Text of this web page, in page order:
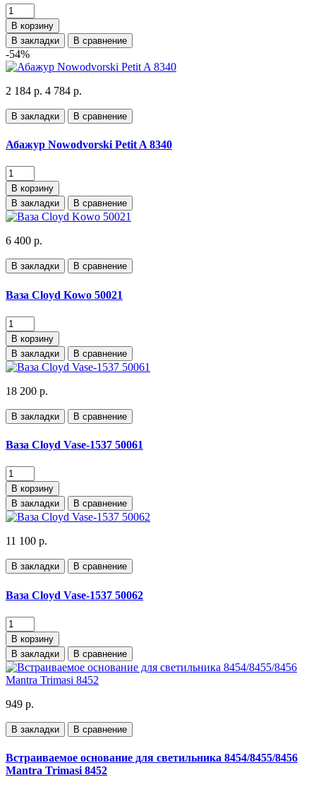
В корзину
В закладки
В сравнение
-54%
2 184 р. 4 784 р.
В закладки В сравнение
Абажур Nowodvorski Petit A 8340
В корзину
В закладки
В сравнение
6 400 р.
В закладки В сравнение
Ваза Cloyd Kowo 50021
В корзину
В закладки
В сравнение
18 200 р.
В закладки В сравнение
Ваза Cloyd Vase-1537 50061
В корзину
В закладки
В сравнение
11 100 р.
В закладки В сравнение
Ваза Cloyd Vase-1537 50062
В корзину
В закладки
В сравнение
949 р.
В закладки В сравнение
Встраиваемое основание для светильника 8454/8455/8456
Mantra Trimasi 8452